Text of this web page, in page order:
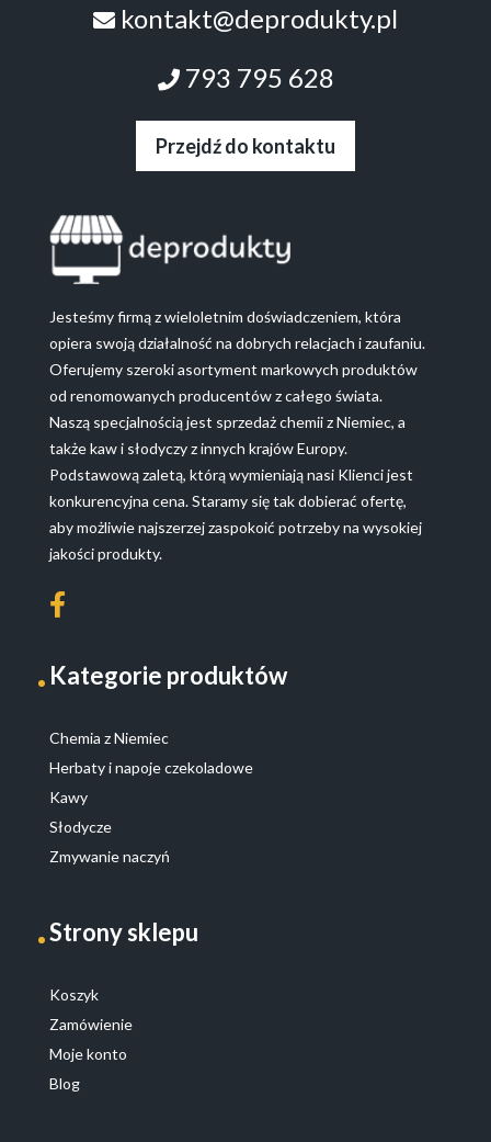
kontakt@deprodukty.pl
793 795 628
Przejdź do kontaktu
Jesteśmy firmą z wieloletnim doświadczeniem, która
opiera swoją działalność na dobrych relacjach i zaufaniu.
Oferujemy szeroki asortyment markowych produktów
od renomowanych producentów z całego świata.
Naszą specjalnością jest sprzedaż chemii z Niemiec, a
także kaw i słodyczy z innych krajów Europy.
Podstawową zaletą, którą wymieniają nasi Klienci jest
konkurencyjna cena. Staramy się tak dobierać ofertę,
aby możliwie najszerzej zaspokoić potrzeby na wysokiej
jakości produkty.
Kategorie produktów
Chemia z Niemiec
Herbaty i napoje czekoladowe
Kawy
Słodycze
Zmywanie naczyń
Strony sklepu
Koszyk
Zamówienie
Moje konto
Blog